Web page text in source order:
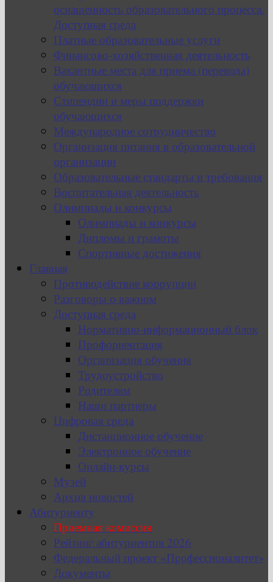
оснащенность образовательного процесса.
Доступная среда
Платные образовательные услуги
Финансово-хозяйственная деятельность
Вакантные места для приема (перевода)
обучающихся
Стипендии и меры поддержки
обучающихся
Международное сотрудничество
Организация питания в образовательной
организации
Образовательные стандарты и требования
Воспитательная деятельность
Олимпиады и конкурсы
Олимпиады и конкурсы
Дипломы и грамоты
Спортивные достижения
Главная
Противодействие коррупции
Разговоры о важном
Доступная среда
Нормативно-информационный блок
Профориентация
Организация обучения
Трудоустройство
Родителям
Наши партнеры
Цифровая среда
Дистанционное обучение
Электронное обучение
Онлайн-курсы
Музей
Архив новостей
Абитуриенту
Приемная комиссия
Рейтинг абитуриентов 2026
Федеральный проект «Профессионалитет»
Документы